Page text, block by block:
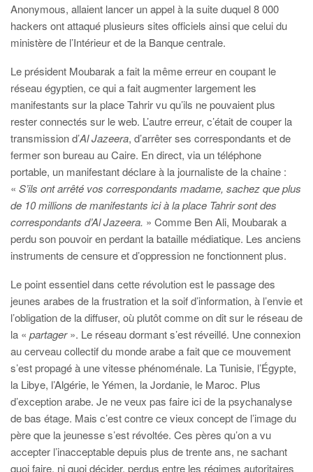
Anonymous, allaient lancer un appel à la suite duquel 8 000
hackers ont attaqué plusieurs sites officiels ainsi que celui du
ministère de l’Intérieur et de la Banque centrale.
Le président Moubarak a fait la même erreur en coupant le
réseau égyptien, ce qui a fait augmenter largement les
manifestants sur la place Tahrir vu qu’ils ne pouvaient plus
rester connectés sur le web. L’autre erreur, c’était de couper la
transmission d’Al Jazeera, d’arrêter ses correspondants et de
fermer son bureau au Caire. En direct, via un téléphone
portable, un manifestant déclare à la journaliste de la chaine :
« S’ils ont arrêté vos correspondants madame, sachez que plus
de 10 millions de manifestants ici à la place Tahrir sont des
correspondants d’Al Jazeera. » Comme Ben Ali, Moubarak a
perdu son pouvoir en perdant la bataille médiatique. Les anciens
instruments de censure et d’oppression ne fonctionnent plus.
Le point essentiel dans cette révolution est le passage des
jeunes arabes de la frustration et la soif d’information, à l’envie et
l’obligation de la diffuser, où plutôt comme on dit sur le réseau de
la « partager». Le réseau dormant s’est réveillé. Une connexion
au cerveau collectif du monde arabe a fait que ce mouvement
s’est propagé à une vitesse phénoménale. La Tunisie, l’Égypte,
la Libye, l’Algérie, le Yémen, la Jordanie, le Maroc. Plus
d’exception arabe. Je ne veux pas faire ici de la psychanalyse
de bas étage. Mais c’est contre ce vieux concept de l’image du
père que la jeunesse s’est révoltée. Ces pères qu’on a vu
accepter l’inacceptable depuis plus de trente ans, ne sachant
quoi faire, ni quoi décider, perdus entre les régimes autoritaires